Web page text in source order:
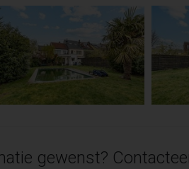
gewenst?